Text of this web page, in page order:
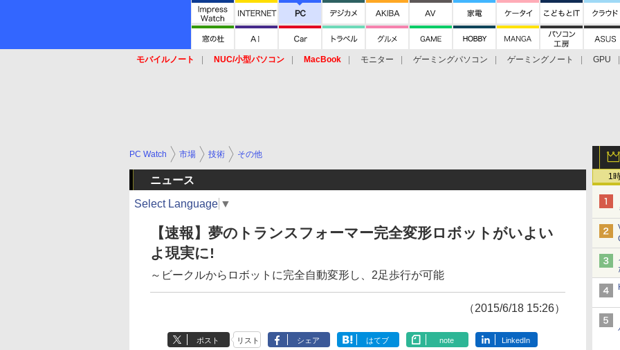
モバイルノート NUC/小型パソコン MacBook モニター ゲーミングパソコン ゲーミングノート
GPU
1
PC Watch 市場 技術 その他
ニュース
Select Language ▼
【速報】夢のトランスフォーマー完全変形ロボットがいよい
よ現実に!
～ビークルからロボットに完全自動変形し、2足歩行が可能
（2015/6/18 15:26）
ポスト リスト シェア はてブ note LinkedIn